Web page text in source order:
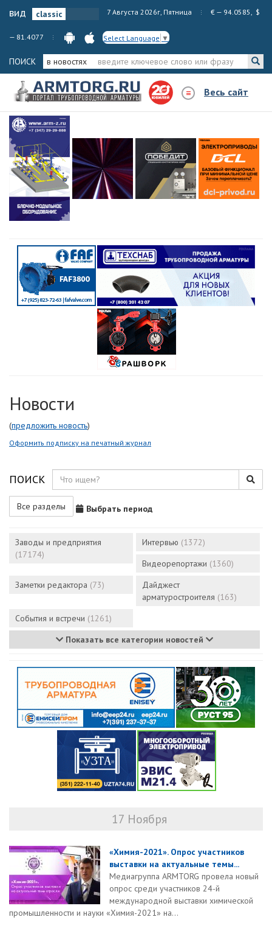
вид 7 Августа 2026г, Пятница € — 94.0585, $
— 81.4077 Select Language ▼
ПОИСК в новостях
Весь сайт
Новости
(предложить новость)
Оформить подписку на печатный журнал
ПОИСК
Все разделы Выбрать период
Заводы и предприятия
(17174)
Интервью (1372)
Видеорепортажи (1360)
Заметки редактора (73)
Дайджест
арматуростроителя (163)
События и встречи (1261)
Показать все категории новостей
17 Ноября
«Химия-2021». Опрос участников
выставки на актуальные темы...
Медиагруппа ARMTORG провела новый
опрос среди участников 24-й
международной выставки химической
промышленности и науки «Химия-2021» на...